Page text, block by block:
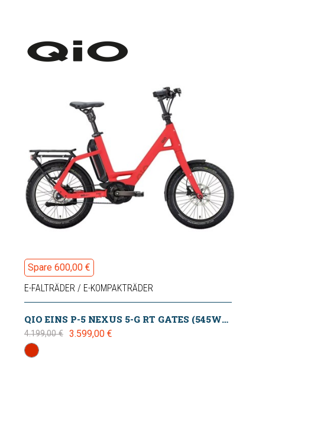
Spare 600,00 €
E-FALTRÄDER / E-KOMPAKTRÄDER
QIO EINS P-5 NEXUS 5-G RT GATES (545WH) SMART SYSTEM IMOLA RED MATT 2025
4.199,00 € 3.599,00 €